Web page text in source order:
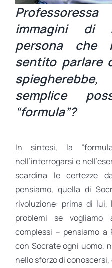
immagini di
persona che
sentito parlare
semplice p
“formula”?
In sintesi, la
nell’interrogarsi e
scardina le certezze
pensiamo, quella di
rivoluzione: prima di
problemi se
complessi – pensiamo a
con Socrate ogni uomo,
nello sforzo di